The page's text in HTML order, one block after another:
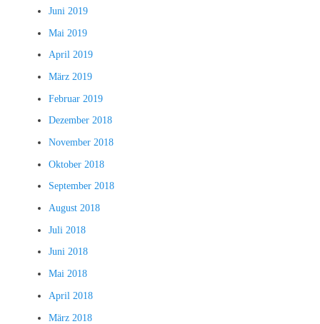
Juni 2019
Mai 2019
April 2019
März 2019
Februar 2019
Dezember 2018
November 2018
Oktober 2018
September 2018
August 2018
Juli 2018
Juni 2018
Mai 2018
April 2018
März 2018